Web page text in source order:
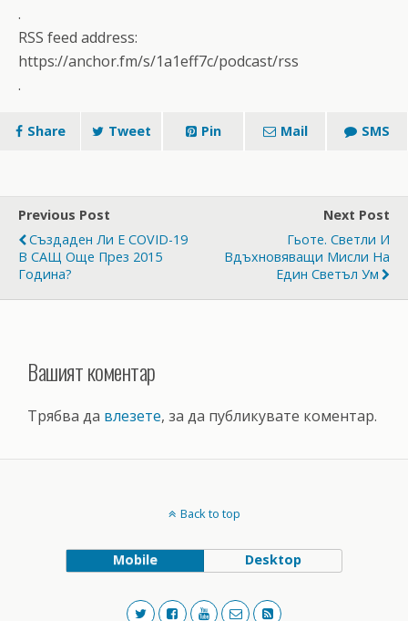
.
RSS feed address:
https://anchor.fm/s/1a1eff7c/podcast/rss
.
Share Tweet Pin Mail SMS
Previous Post
Създаден Ли Е COVID-19
В САЩ Още През 2015
Година?
Next Post
Гьоте. Светли И
Вдъхновяващи Мисли На
Един Светъл Ум
Вашият коментар
Трябва да влезете, за да публикувате коментар.
Back to top
Mobile Desktop